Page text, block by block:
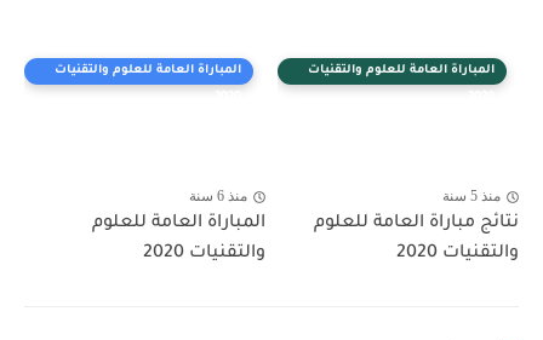
المباراة العامة للعلوم والتقنيات
منذ 5 سنة
نتائج مباراة العامة للعلوم
والتقنيات 2020
المباراة العامة للعلوم والتقنيات
منذ 6 سنة
المباراة العامة للعلوم
والتقنيات 2020